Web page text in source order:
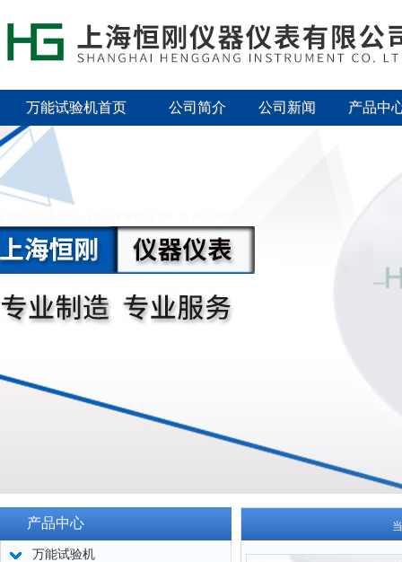
万能试验机首页 公司简介 公司新闻 产品中
产品中心
万能试验机